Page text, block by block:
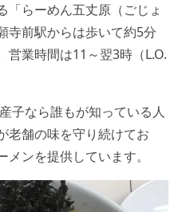
「らーめん五丈原（ごじょ
寺前駅からは歩いて約5分
営業時間は11～翌3時（L.O.
子なら誰もが知っている人
老舗の味を守り続けてお
ンを提供しています。